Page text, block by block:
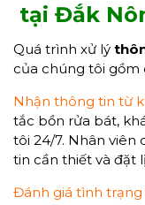
tại Đắk
Quá trình xử lý
của chúng tôi gồm
Nhận thông tin từ
tắc bồn rửa bát,
tôi 24/7. Nhân viên
tin cần thiết và đặt
Đánh giá tình